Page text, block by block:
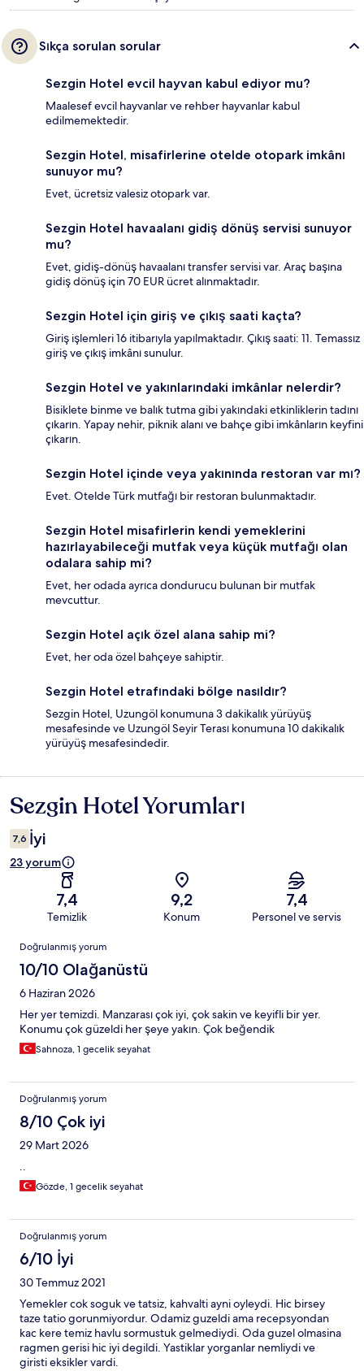
Sıkça sorulan sorular
Sezgin Hotel evcil hayvan kabul ediyor mu?
Maalesef evcil hayvanlar ve rehber hayvanlar kabul
edilmemektedir.
Sezgin Hotel, misafirlerine otelde otopark imkânı
sunuyor mu?
Evet, ücretsiz valesiz otopark var.
Sezgin Hotel havaalanı gidiş dönüş servisi sunuyor
mu?
Evet, gidiş-dönüş havaalanı transfer servisi var. Araç başına
gidiş dönüş için 70 EUR ücret alınmaktadır.
Sezgin Hotel için giriş ve çıkış saati kaçta?
Giriş işlemleri 16 itibarıyla yapılmaktadır. Çıkış saati: 11. Temassız
giriş ve çıkış imkânı sunulur.
Sezgin Hotel ve yakınlarındaki imkânlar nelerdir?
Bisiklete binme ve balık tutma gibi yakındaki etkinliklerin tadını
çıkarın. Yapay nehir, piknik alanı ve bahçe gibi imkânların keyfini
çıkarın.
Sezgin Hotel içinde veya yakınında restoran var mı?
Evet. Otelde Türk mutfağı bir restoran bulunmaktadır.
Sezgin Hotel misafirlerin kendi yemeklerini
hazırlayabileceği mutfak veya küçük mutfağı olan
odalara sahip mi?
Evet, her odada ayrıca dondurucu bulunan bir mutfak
mevcuttur.
Sezgin Hotel açık özel alana sahip mi?
Evet, her oda özel bahçeye sahiptir.
Sezgin Hotel etrafındaki bölge nasıldır?
Sezgin Hotel, Uzungöl konumuna 3 dakikalık yürüyüş
mesafesinde ve Uzungöl Seyir Terası konumuna 10 dakikalık
yürüyüş mesafesindedir.
Yorumlar
Sezgin Hotel Yorumları
7,6 İyi
23 yorum
7,4
Temizlik
9,2
Konum
7,4
Personel ve servis
Yorumlar
Doğrulanmış yorum
10/10 Olağanüstü
6 Haziran 2026
Her yer temizdi. Manzarası çok iyi, çok sakin ve keyifli bir yer.
Konumu çok güzeldi her şeye yakın. Çok beğendik
Sahnoza, 1 gecelik seyahat
Doğrulanmış yorum
8/10 Çok iyi
29 Mart 2026
..
Gözde, 1 gecelik seyahat
Doğrulanmış yorum
6/10 İyi
30 Temmuz 2021
Yemekler cok soguk ve tatsiz, kahvalti ayni oyleydi. Hic birsey
taze tatio gorunmiyordur. Odamiz guzeldi ama recepsyondan
kac kere temiz havlu sormustuk gelmediydi. Oda guzel olmasina
ragmen gerisi hic iyi degildi. Yastiklar yorganlar nemliydi ve
giristi eksikler vardi.